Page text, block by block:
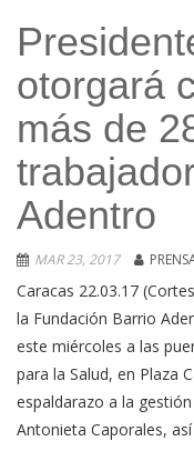
otorgará
más de
Adentro
MAR 23, 2017
Caracas 22.03.17
la Fundación Barrio
este miércoles a las
para la Salud, en Plaza
espaldarazo a la
Antonieta Caporales,